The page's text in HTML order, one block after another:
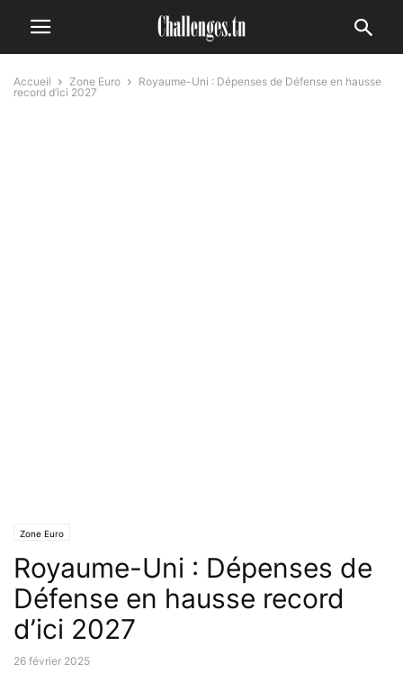
Accueil Zone Euro
Royaume-Uni : Dépenses de Défense en hausse
record d’ici 2027
Zone Euro
Royaume-Uni : Dépenses de
Défense en hausse record
d’ici 2027
26 février 2025